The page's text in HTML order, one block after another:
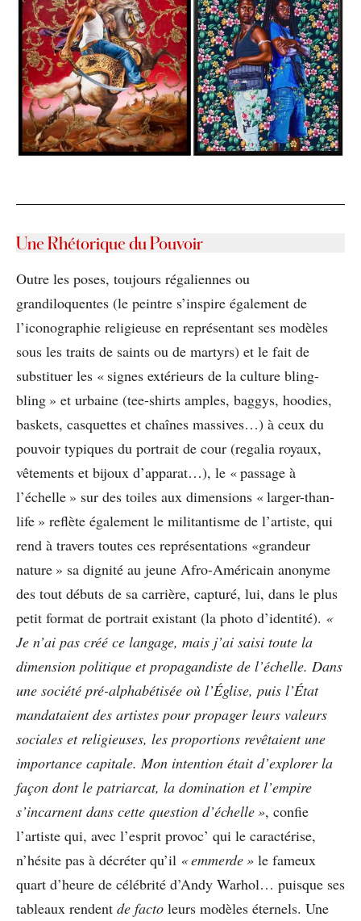
Une Rhétorique du Pouvoir
Outre les poses, toujours régaliennes ou
grandiloquentes (le peintre s’inspire également de
l’iconographie religieuse en représentant ses modèles
sous les traits de saints ou de martyrs) et le fait de
substituer les « signes extérieurs de la culture bling-
bling » et urbaine (tee-shirts amples, baggys, hoodies,
baskets, casquettes et chaînes massives…) à ceux du
pouvoir typiques du portrait de cour (regalia royaux,
vêtements et bijoux d’apparat…), le « passage à
l’échelle » sur des toiles aux dimensions « larger-than-
life » reflète également le militantisme de l’artiste, qui
rend à travers toutes ces représentations «grandeur
nature » sa dignité au jeune Afro-Américain anonyme
des tout débuts de sa carrière, capturé, lui, dans le plus
petit format de portrait existant (la photo d’identité). «
Je n’ai pas créé ce langage, mais j’ai saisi toute la
dimension politique et propagandiste de l’échelle. Dans
une société pré-alphabétisée où l’Église, puis l’État
mandataient des artistes pour propager leurs valeurs
sociales et religieuses, les proportions revêtaient une
importance capitale. Mon intention était d’explorer la
façon dont le patriarcat, la domination et l’empire
s’incarnent dans cette question d’échelle », confie
l’artiste qui, avec l’esprit provoc’ qui le caractérise,
n’hésite pas à décréter qu’il « emmerde » le fameux
quart d’heure de célébrité d’Andy Warhol… puisque ses
tableaux rendent de facto leurs modèles éternels. Une